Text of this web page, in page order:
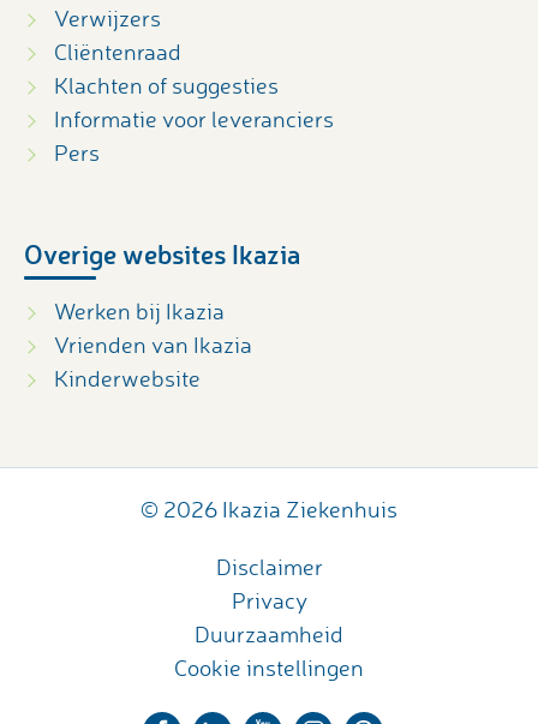
Verwijzers
Cliëntenraad
Klachten of suggesties
Informatie voor leveranciers
Pers
Overige websites Ikazia
Werken bij Ikazia
Vrienden van Ikazia
Kinderwebsite
© 2026 Ikazia Ziekenhuis
Disclaimer
Privacy
Duurzaamheid
Cookie instellingen